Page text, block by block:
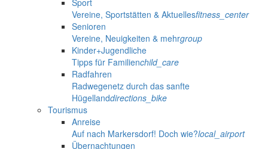
Vereine, Sportstätten & Aktuellesfitness_center
Senioren
Vereine, Neuigkeiten & mehrgroup
Kinder+Jugendliche
Tipps für Familienchild_care
Radfahren
Radwegenetz durch das sanfte
Hügellanddirections_bike
Tourismus
Anreise
Auf nach Markersdorf! Doch wie?local_airport
Übernachtungen